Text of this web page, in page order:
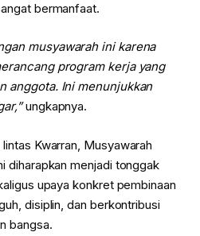
bermanfaat.
musyawarah ini karena
program kerja yang
anggota. Ini menunjukkan
ungkapnya.
Kwarran, Musyawarah
diharapkan menjadi tonggak
upaya konkret pembinaan
disiplin, dan berkontribusi
bangsa.